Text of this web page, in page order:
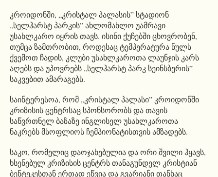
კროიდონში, „კრისტალ პალასის” სტადიონ
„სელჰარსტ პარკის” ახლომახლო უამრავი
უსახლკარო იყრის თავს. ისინი ქუჩებში ცხოვრობენ,
თუმცა ზამთრობით, როდესაც ტემპერატურა ნულს
ქვემოთ ჩადის, კლუბი უსახლკაროთა ლაუნჯის კარს
აღებს და უპოვრებს „სელჰარსტ პარკ სეინსბერის”
საკვებით ამარაგებს.
საინტერესოა, რომ „კრისტალ პალასი” კროიდონში
კრიზისის ცენტრსაც სპონსორობს და თავის
საწვრთნელ ბაზაზე ინგლისელ უსახლკაროთა
ნაკრებს მსოფლიოს ჩემპიონატისთვის ამზადებს.
საკო, რომელიც დაოჯახებულია და ორი შვილი ჰყავს,
ხსენებულ კრიზისის ცენტრს თანაგუნდელ კრისტიან
ბენტეკესთან ერთად ეწვია და გვარიანი თანხაც